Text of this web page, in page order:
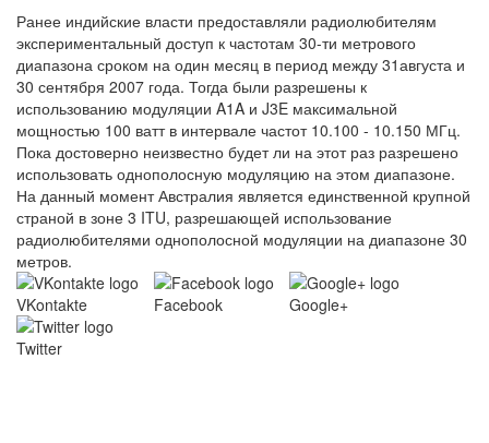
Ранее индийские власти предоставляли радиолюбителям
экспериментальный доступ к частотам 30-ти метрового
диапазона сроком на один месяц в период между 31августа и
30 сентября 2007 года. Тогда были разрешены к
использованию модуляции A1A и J3E максимальной
мощностью 100 ватт в интервале частот 10.100 - 10.150 МГц.
Пока достоверно неизвестно будет ли на этот раз разрешено
использовать однополосную модуляцию на этом диапазоне.
На данный момент Австралия является единственной крупной
страной в зоне 3 ITU, разрешающей использование
радиолюбителями однополосной модуляции на диапазоне 30
метров.
VKontakte
Facebook
Google+
Twitter